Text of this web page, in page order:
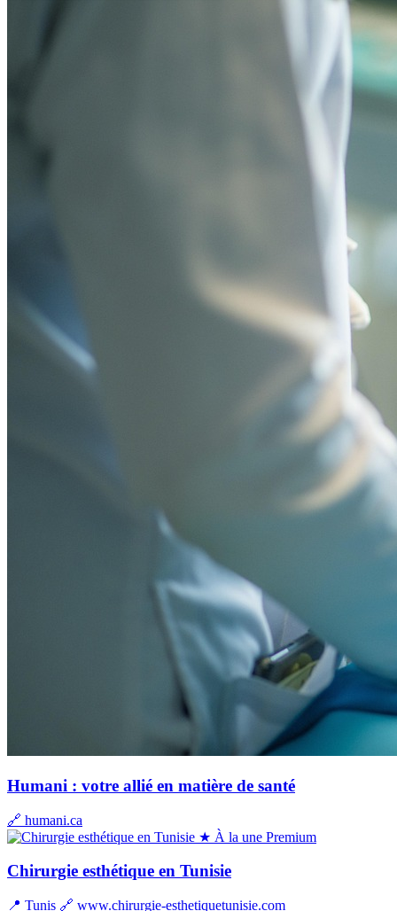
Humani : votre allié en matière de santé
🔗 humani.ca
★ À la une Premium
Chirurgie esthétique en Tunisie
📍 Tunis 🔗 www.chirurgie-esthetiquetunisie.com